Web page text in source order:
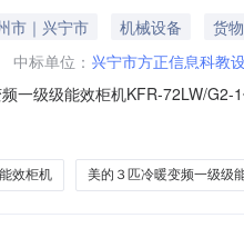
市｜兴宁市 机械设备
货物
中标单位： 兴宁市方正信息科教
一级级能效柜机KFR-72LW/
效柜机 美的３匹冷暖变频一级级